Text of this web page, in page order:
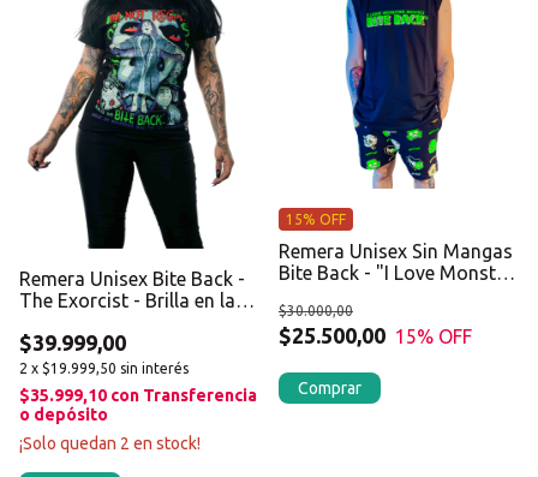
Remera Unisex Bite Back -
The Exorcist - Brilla en la
$39.999,00
2 x $19.999,50 sin interés
$35.999,10 con Transferencia
o depósito
¡Solo quedan 2 en stock!
Remera Unisex Sin Mangas
Bite Back - "I Love Monster
$25.500,00
$30.000,00
15% OFF
15% OFF
Comprar